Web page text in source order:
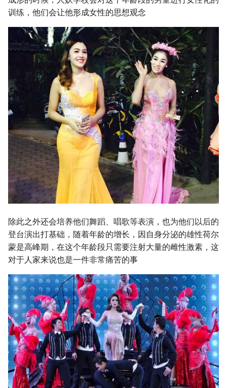
训练，他们会让他形成女性的思想观念
除此之外还会培养他们舞蹈、唱歌等表演，也为他们以后的
登台演出打基础，随着年龄的增长，因自身分泌的雄性荷尔
蒙是高峰期，在这个年龄段只需要注射大量的雌性激素，这
对于人家来说也是一件非常痛苦的事